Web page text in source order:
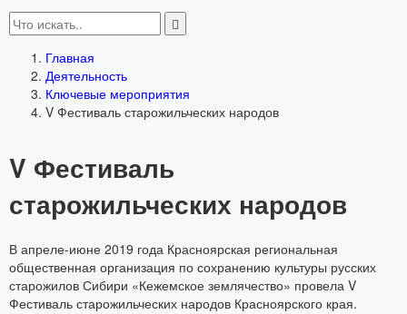
Главная
Деятельность
Ключевые мероприятия
V Фестиваль старожильческих народов
V Фестиваль
старожильческих народов
В апреле-июне 2019 года Красноярская региональная
общественная организация по сохранению культуры русских
старожилов Сибири «Кежемское землячество» провела V
Фестиваль старожильческих народов Красноярского края.